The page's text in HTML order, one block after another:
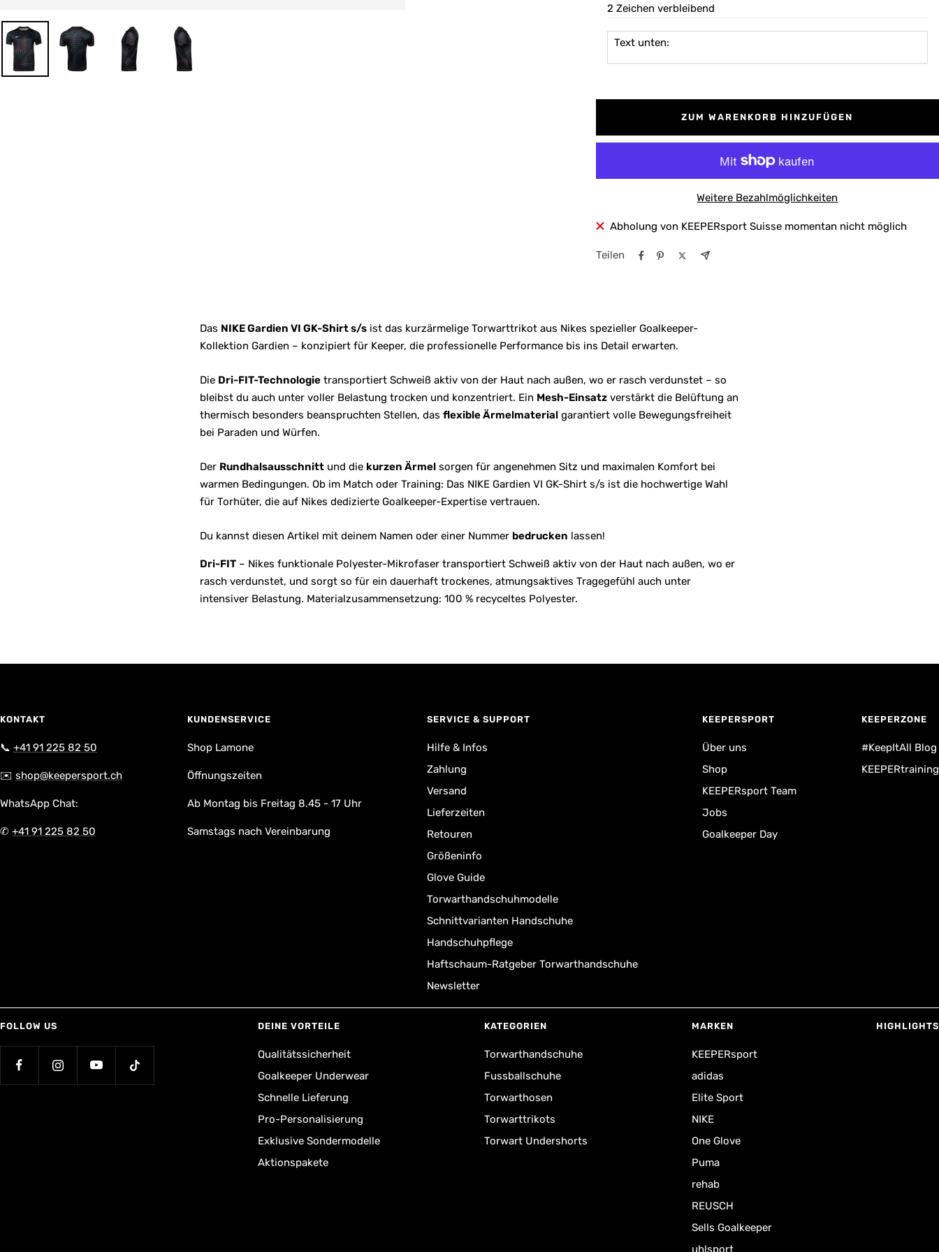
2 Zeichen verbleibend
Text unten:
ZUM WARENKORB HINZUFÜGEN
Weitere Bezahlmöglichkeiten
Abholung von KEEPERsport Suisse momentan nicht möglich
Teilen
Das NIKE Gardien VI GK-Shirt s/sist das kurzärmelige Torwarttrikot aus Nikes spezieller Goalkeeper-
Kollektion Gardien – konzipiert für Keeper, die professionelle Performance bis ins Detail erwarten.
Die Dri-FIT-Technologietransportiert Schweiß aktiv von der Haut nach außen, wo er rasch verdunstet – so
bleibst du auch unter voller Belastung trocken und konzentriert. Ein Mesh-Einsatzverstärkt die Belüftung an
thermisch besonders beanspruchten Stellen, das flexible Ärmelmaterialgarantiert volle Bewegungsfreiheit
bei Paraden und Würfen.
Der Rundhalsausschnittund die kurzen Ärmelsorgen für angenehmen Sitz und maximalen Komfort bei
warmen Bedingungen. Ob im Match oder Training: Das NIKE Gardien VI GK-Shirt s/s ist die hochwertige Wahl
für Torhüter, die auf Nikes dedizierte Goalkeeper-Expertise vertrauen.
Du kannst diesen Artikel mit deinem Namen oder einer Nummer bedrucken lassen!
Dri-FIT– Nikes funktionale Polyester-Mikrofaser transportiert Schweiß aktiv von der Haut nach außen, wo er
rasch verdunstet, und sorgt so für ein dauerhaft trockenes, atmungsaktives Tragegefühl auch unter
intensiver Belastung. Materialzusammensetzung: 100 % recyceltes Polyester.
KONTAKT
📞 +41 91 225 82 50
✉️ shop@keepersport.ch
WhatsApp Chat:
✆ +41 91 225 82 50
KUNDENSERVICE
Shop Lamone
Öffnungszeiten
Ab Montag bis Freitag 8.45 - 17 Uhr
Samstags nach Vereinbarung
SERVICE & SUPPORT
Hilfe & Infos
Zahlung
Versand
Lieferzeiten
Retouren
Größeninfo
Glove Guide
Torwarthandschuhmodelle
Schnittvarianten Handschuhe
Handschuhpflege
Haftschaum-Ratgeber Torwarthandschuhe
Newsletter
KEEPERSPORT
Über uns
Shop
KEEPERsport Team
Jobs
Goalkeeper Day
KEEPERZONE
#KeepItAll Blog
KEEPERtraining
FOLLOW US DEINE VORTEILE
Qualitätssicherheit
Goalkeeper Underwear
Schnelle Lieferung
Pro-Personalisierung
Exklusive Sondermodelle
Aktionspakete
KATEGORIEN
Torwarthandschuhe
Fussballschuhe
Torwarthosen
Torwarttrikots
Torwart Undershorts
MARKEN
KEEPERsport
adidas
Elite Sport
NIKE
One Glove
Puma
rehab
REUSCH
Sells Goalkeeper
uhlsport
HIGHLIGHTS